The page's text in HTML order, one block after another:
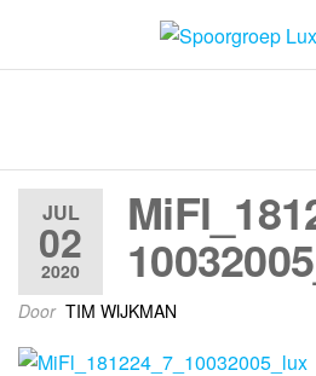
Spoorgroep
JUL
02
2020
Door TIM WIJKMAN